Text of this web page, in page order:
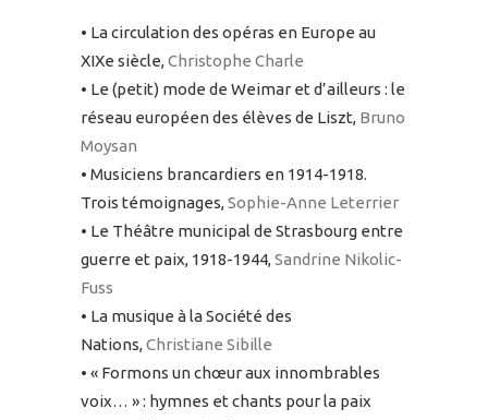
• La circulation des opéras en Europe au
XIXe siècle,Christophe Charle
• Le (petit) mode de Weimar et d’ailleurs : le
réseau européen des élèves de Liszt, Bruno
Moysan
• Musiciens brancardiers en 1914-1918.
Trois témoignages,Sophie-Anne Leterrier
• Le Théâtre municipal de Strasbourg entre
guerre et paix, 1918-1944,Sandrine Nikolic-
Fuss
• La musique à la Société des
Nations,Christiane Sibille
• « Formons un chœur aux innombrables
voix… » : hymnes et chants pour la paix